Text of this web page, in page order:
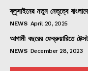
ব্লুসাইনের নতুন নেতৃত্বে
NEWS April 20, 2025
আগামী বছরের ফেব্রুয়ারিতে
NEWS December 28, 2023